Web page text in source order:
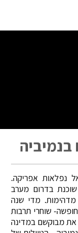
בנמיביה
נפלאות אפריקה.
בדרום מערב
מדי שנה
שוחרי תרבות
את מבוקשם במדינה